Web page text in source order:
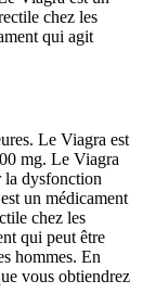
chez les
qui agit
Le Viagra est
mg. Le Viagra
la dysfonction
un médicament
chez les
qui peut être
hommes. En
vous obtiendrez